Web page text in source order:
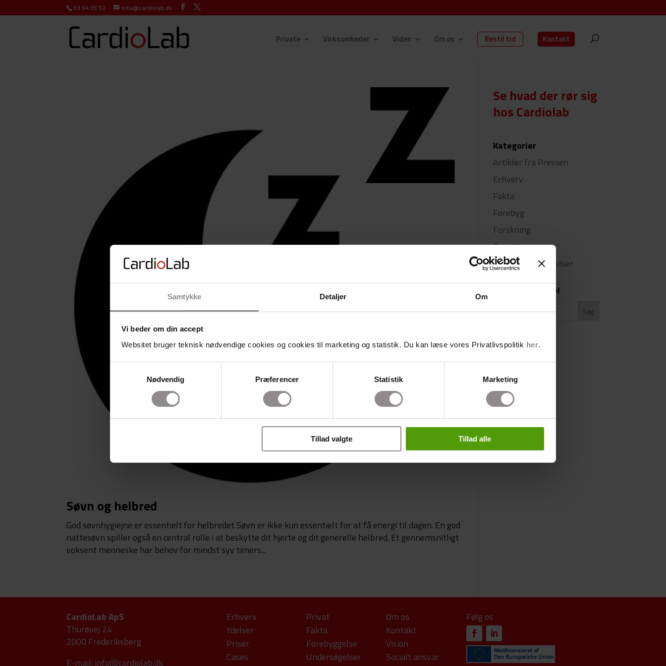
Samtykke Detaljer Om
Vi beder om din accept
Websitet bruger teknisk nødvendige cookies og cookies til marketing og statistik. Du kan læse vores Privatlivspolitik her.
Nødvendig
Præferencer Statistik Marketing
Tillad valgte Tillad alle
53 54 05 52 info@cardiolab.dk
Private Virksomheder Viden Om os Bestil tid Kontakt
Søvn og helbred
God søvnhygiejne er essentielt for helbredet Søvn er ikke kun essentielt for at få energi til dagen. En god
nattesøvn spiller også en central rolle i at beskytte dit hjerte og dit generelle helbred. Et gennemsnitligt
voksent menneske har behov for mindst syv timers...
Se hvad der rør sig
hos Cardiolab
Kategorier
Artikler fra Pressen
Erhverv
Fakta
Forebyg
Forskning
Privat
Privat Undersøgelser
Søg efter artikel
CardioLab ApS
Thurøvej 24
2000 Frederiksberg
E-mail: info@cardiolab.dk
Erhverv
Ydelser
Priser
Cases
Privat
Fakta
Forebyggelse
Undersøgelser
Om os
Kontakt
Vision
Socialt ansvar
Følg os